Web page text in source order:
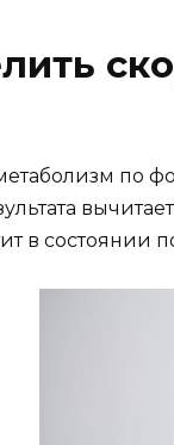
по
в состоянии